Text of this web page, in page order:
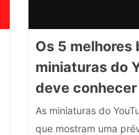
Os 5 melhores
miniaturas do
deve conhecer
As miniaturas do
que mostram uma